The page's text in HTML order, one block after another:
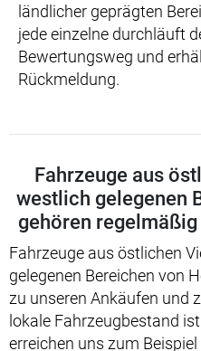
ländlicher geprägten
jede einzelne durchläuft
Bewertungsweg und
Rückmeldung.
Fahrzeuge aus
westlich gelegenen
gehören
Fahrzeuge aus östlichen
gelegenen Bereichen von
zu unseren Ankäufen und
lokale Fahrzeugbestand
erreichen uns zum